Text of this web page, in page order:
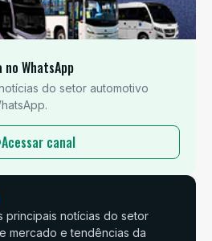
WhatsApp
do setor automotivo
Acessar canal
principais notícias do setor
mercado e tendências da